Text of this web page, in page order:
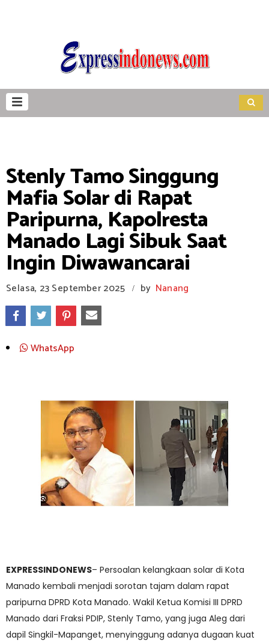
Stenly Tamo Singgung
Mafia Solar di Rapat
Paripurna, Kapolresta
Manado Lagi Sibuk Saat
Ingin Diwawancarai
Selasa, 23 September 2025 / by Nanang
WhatsApp
EXPRESSINDONEWS– Persoalan kelangkaan solar di Kota
Manado kembali menjadi sorotan tajam dalam rapat
paripurna DPRD Kota Manado. Wakil Ketua Komisi III DPRD
Manado dari Fraksi PDIP, Stenly Tamo, yang juga Aleg dari
dapil Singkil-Mapanget, menyinggung adanya dugaan kuat